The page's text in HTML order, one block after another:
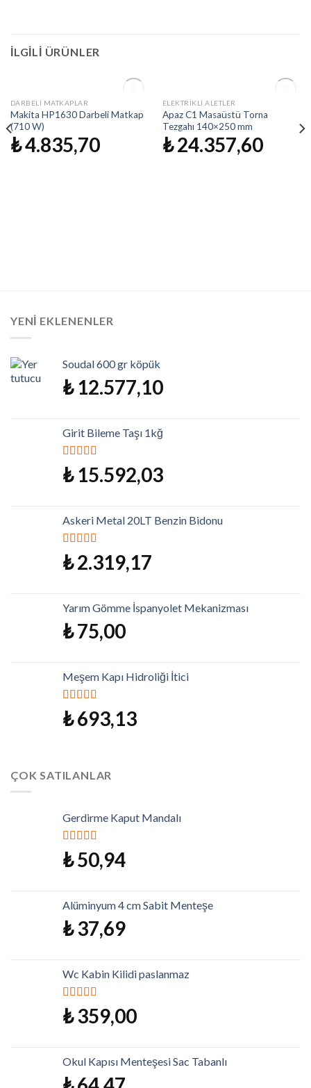
İLGILI ÜRÜNLER
Listeme
STOKTA YOK
DARBELI MATKAPLAR
Makita HP1630 Darbeli Matkap
(710 W)
₺4.835,70
Listeme
STOKTA YOK
ELEKTRIKLI ALETLER
Apaz C1 Masaüstü Torna
Tezgahı 140×250 mm
₺24.357,60
YENI EKLENENLER
Soudal 600 gr köpük
₺12.577,10
Girit Bileme Taşı 1kğ
5 üzerinden
5.00oy aldı
₺15.592,03
Askeri Metal 20LT Benzin Bidonu
5 üzerinden
5.00oy aldı
₺2.319,17
Yarım Gömme İspanyolet Mekanizması
₺75,00
Meşem Kapı Hidroliği İtici
5 üzerinden
5.00oy aldı
₺693,13
ÇOK SATILANLAR
Gerdirme Kaput Mandalı
5 üzerinden
5.00oy aldı
₺50,94
Alüminyum 4 cm Sabit Menteşe
₺37,69
Wc Kabin Kilidi paslanmaz
5 üzerinden
5.00oy aldı
₺359,00
Okul Kapısı Menteşesi Sac Tabanlı